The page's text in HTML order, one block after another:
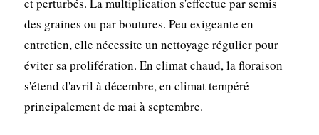
des graines ou par boutures. Peu exigeante en
entretien, elle nécessite un nettoyage régulier pour
éviter sa prolifération. En climat chaud, la floraison
s'étend d'avril à décembre, en climat tempéré
principalement de mai à septembre.